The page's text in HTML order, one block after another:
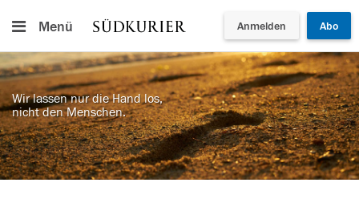
Menü Anmelden Abo
Wir lassen nur die Hand los,
nicht den Menschen.